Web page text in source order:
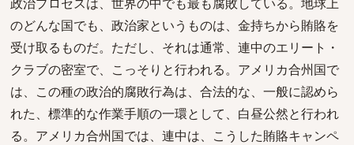
のどんな国でも、政治家というものは、金持ちから賄賂を
受け取るものだ。ただし、それは通常、連中のエリート・
クラブの密室で、こっそりと行われる。アメリカ合州国で
は、この種の政治的腐敗行為は、合法的な、一般に認めら
れた、標準的な作業手順の一環として、白昼公然と行われ
る。アメリカ合州国では、連中は、こうした賄賂キャンペ